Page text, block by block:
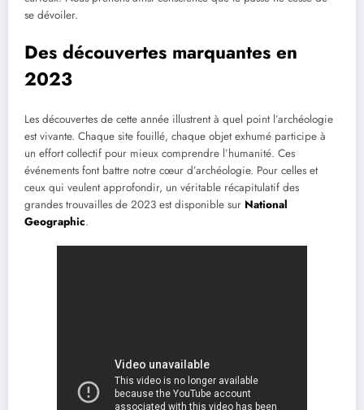
se dévoiler.
Des découvertes marquantes en
2023
Les découvertes de cette année illustrent à quel point l’archéologie
est vivante. Chaque site fouillé, chaque objet exhumé participe à
un effort collectif pour mieux comprendre l’humanité. Ces
événements font battre notre cœur d’archéologie. Pour celles et
ceux qui veulent approfondir, un véritable récapitulatif des
grandes trouvailles de 2023 est disponible sur National
Geographic.